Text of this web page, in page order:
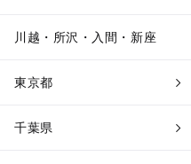
川越・所沢・入間・新座
東京都
千葉県